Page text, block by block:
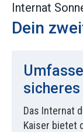
Internat
Dein
sicheres
Das Internat
Kaiser bietet